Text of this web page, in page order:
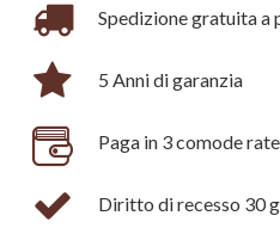
Spedizione gratuita a
5 Anni di garanzia
Paga in 3 comode rate
Diritto di recesso 30